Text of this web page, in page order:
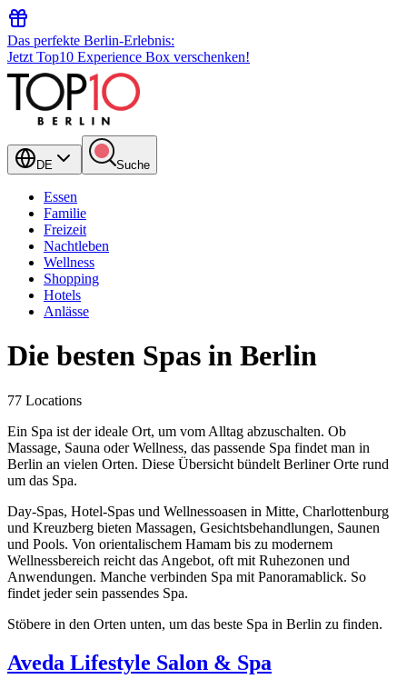
Das perfekte Berlin-Erlebnis:
Jetzt Top10 Experience Box verschenken!
DE Suche
Essen
Familie
Freizeit
Nachtleben
Wellness
Shopping
Hotels
Anlässe
Die besten Spas in Berlin
77 Locations
Ein Spa ist der ideale Ort, um vom Alltag abzuschalten. Ob
Massage, Sauna oder Wellness, das passende Spa findet man in
Berlin an vielen Orten. Diese Übersicht bündelt Berliner Orte rund
um das Spa.
Day-Spas, Hotel-Spas und Wellnessoasen in Mitte, Charlottenburg
und Kreuzberg bieten Massagen, Gesichtsbehandlungen, Saunen
und Pools. Von orientalischem Hamam bis zu modernem
Wellnessbereich reicht das Angebot, oft mit Ruhezonen und
Anwendungen. Manche verbinden Spa mit Panoramablick. So
findet jeder sein passendes Spa.
Stöbere in den Orten unten, um das beste Spa in Berlin zu finden.
Aveda Lifestyle Salon & Spa